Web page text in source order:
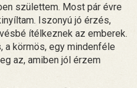
születtem. Most pár évre
Iszonyú jó érzés,
ítélkeznek az emberek.
a körmös, egy mindenféle
az, amiben jól érzem